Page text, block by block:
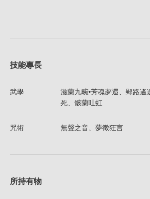
技能專長
武學
滋蘭九畹•芳魂夢還、郢路遙
死、骸蘭吐虹
咒術 無聲之音、夢徵狂言
所持有物